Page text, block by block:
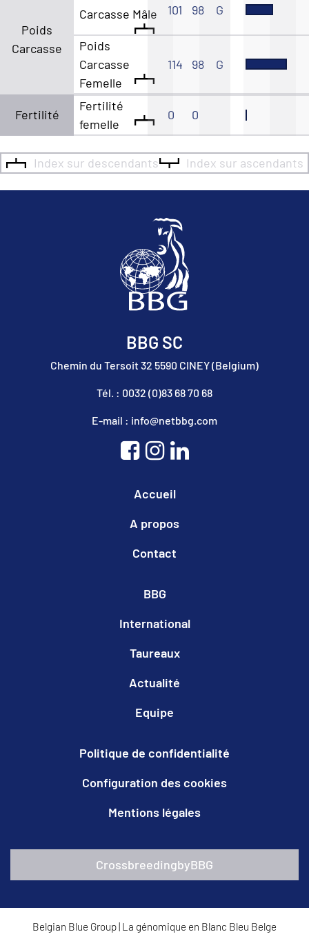
Poids
Carcasse
Carcasse Mâle
101 98 G
Poids
Carcasse
Femelle
114 98 G
Fertilité
Fertilité
femelle
0 0
Index sur descendants Index sur ascendants
BBG SC
Chemin du Tersoit 32 5590 CINEY (Belgium)
Tél. : 0032 (0)83 68 70 68
E-mail : info@netbbg.com
Accueil
A propos
Contact
BBG
International
Taureaux
Actualité
Equipe
Politique de confidentialité
Configuration des cookies
Mentions légales
CrossbreedingbyBBG
Belgian Blue Group| La génomique en Blanc Bleu Belge